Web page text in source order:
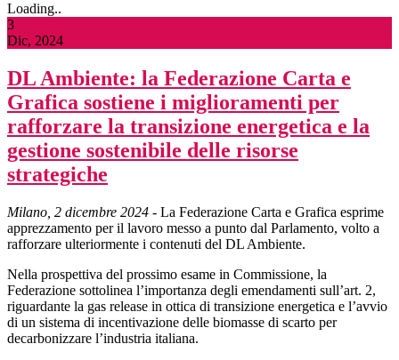
Loading..
3
Dic, 2024
DL Ambiente: la Federazione Carta e
Grafica sostiene i miglioramenti per
rafforzare la transizione energetica e la
gestione sostenibile delle risorse
strategiche
Milano, 2 dicembre 2024 - La Federazione Carta e Grafica esprime
apprezzamento per il lavoro messo a punto dal Parlamento, volto a
rafforzare ulteriormente i contenuti del DL Ambiente.
Nella prospettiva del prossimo esame in Commissione, la
Federazione sottolinea l’importanza degli emendamenti sull’art. 2,
riguardante la gas release in ottica di transizione energetica e l’avvio
di un sistema di incentivazione delle biomasse di scarto per
decarbonizzare l’industria italiana.